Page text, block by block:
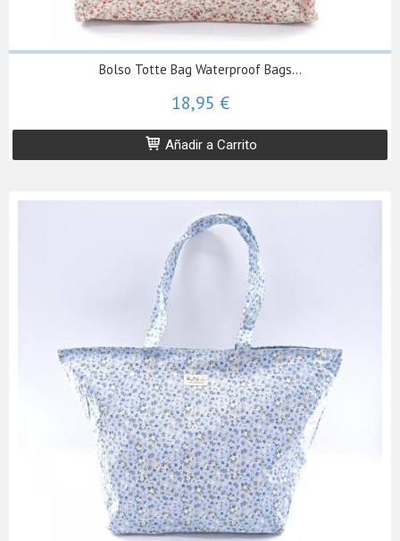
Bolso Totte Bag Waterproof Bags...
18,95 €
Añadir a Carrito